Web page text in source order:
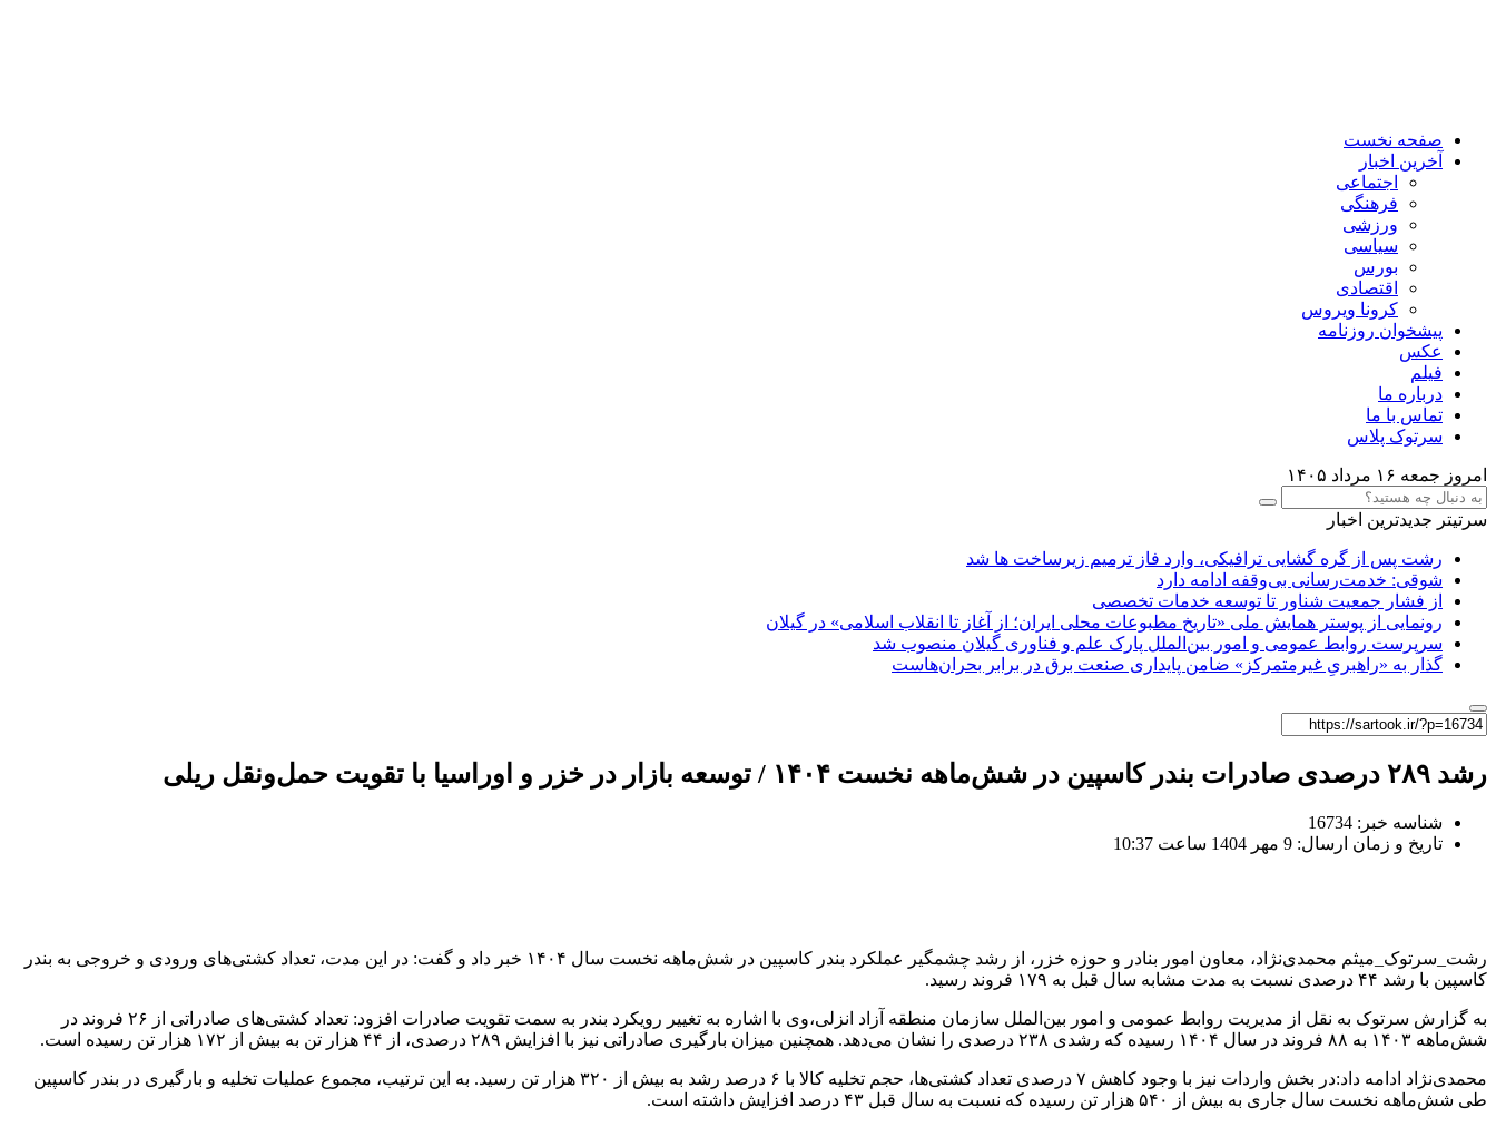
صفحه نخست
آخرین اخبار
اجتماعی
فرهنگی
ورزشی
سیاسی
بورس
اقتصادی
کرونا ویروس
پیشخوان روزنامه
عکس
فیلم
درباره ما
تماس با ما
سرتوک پلاس
امروز جمعه ۱۶ مرداد ۱۴۰۵
سرتیتر جدیدترین اخبار
رشت پس از گره گشایی ترافیکی، وارد فاز ترمیم زیرساخت ها شد
شوقی: خدمت‌رسانی بی‌وقفه ادامه دارد
از فشار جمعیت شناور تا توسعه خدمات تخصصی
رونمایی از پوستر همایش ملی «تاریخ مطبوعات محلی ایران؛ از آغاز تا انقلاب اسلامی» در گیلان
سرپرست روابط عمومی و امور بین‌الملل پارک علم و فناوری گیلان منصوب شد
گذار به «راهبریِ غیرمتمرکز» ضامن پایداری صنعت برق در برابر بحران‌هاست
رشد ۲۸۹ درصدی صادرات بندر کاسپین در شش‌ماهه نخست ۱۴۰۴ / توسعه بازار در خزر و اوراسیا با تقویت حمل‌ونقل ریلی
شناسه خبر: 16734
تاریخ و زمان ارسال: 9 مهر 1404 ساعت 10:37
رشت_سرتوک_میثم محمدی‌نژاد، معاون امور بنادر و حوزه خزر، از رشد چشمگیر عملکرد بندر کاسپین در شش‌ماهه نخست سال ۱۴۰۴ خبر داد و گفت: در این مدت، تعداد کشتی‌های ورودی و خروجی به بندر
کاسپین با رشد ۴۴ درصدی نسبت به مدت مشابه سال قبل به ۱۷۹ فروند رسید.
به گزارش سرتوک به نقل از مدیریت روابط عمومی و امور بین‌الملل سازمان منطقه آزاد انزلی،وی با اشاره به تغییر رویکرد بندر به سمت تقویت صادرات افزود: تعداد کشتی‌های صادراتی از ۲۶ فروند در
شش‌ماهه ۱۴۰۳ به ۸۸ فروند در سال ۱۴۰۴ رسیده که رشدی ۲۳۸ درصدی را نشان می‌دهد. همچنین میزان بارگیری صادراتی نیز با افزایش ۲۸۹ درصدی، از ۴۴ هزار تن به بیش از ۱۷۲ هزار تن رسیده است.
محمدی‌نژاد ادامه داد:در بخش واردات نیز با وجود کاهش ۷ درصدی تعداد کشتی‌ها، حجم تخلیه کالا با ۶ درصد رشد به بیش از ۳۲۰ هزار تن رسید. به این ترتیب، مجموع عملیات تخلیه و بارگیری در بندر کاسپین
طی شش‌ماهه نخست سال جاری به بیش از ۵۴۰ هزار تن رسیده که نسبت به سال قبل ۴۳ درصد افزایش داشته است.